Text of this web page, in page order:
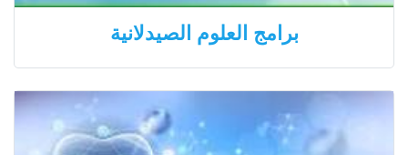
برامج العلوم الصيدلانية